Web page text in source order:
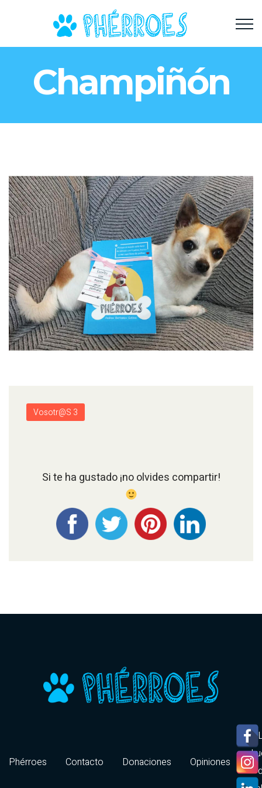
Champiñón
Vosotr@s 3
Si te ha gustado ¡no olvides compartir!
Phérroes Contacto Donaciones Opiniones